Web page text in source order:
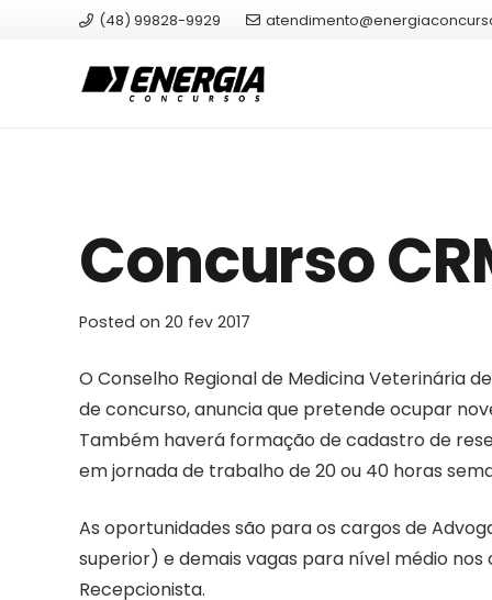
(48) 99828-9929
Concurso
Posted on 20 fev 2017
O Conselho Regional de Medicina Veterinária
de concurso, anuncia que pretende ocupar
Também haverá formação de cadastro de
em jornada de trabalho de 20 ou 40 horas
As oportunidades são para os cargos de
superior) e demais vagas para nível médio
Recepcionista.